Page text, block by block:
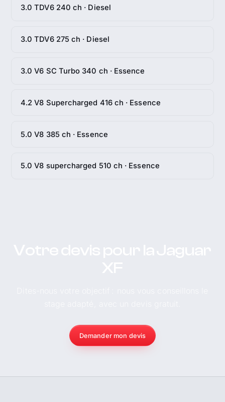
3.0 TDV6 240 ch · Diesel
3.0 TDV6 275 ch · Diesel
3.0 V6 SC Turbo 340 ch · Essence
4.2 V8 Supercharged 416 ch · Essence
5.0 V8 385 ch · Essence
5.0 V8 supercharged 510 ch · Essence
Demander mon devis